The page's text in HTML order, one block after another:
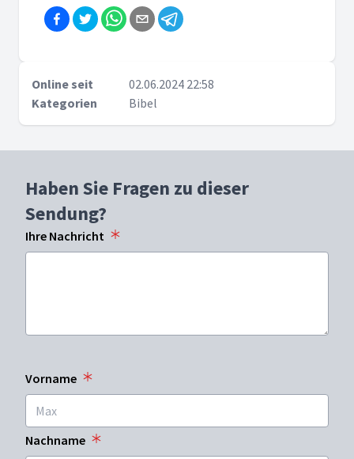
Online seit
02.06.2024 22:58
Kategorien
Bibel
Haben Sie Fragen zu dieser
Sendung?
Ihre Nachricht
Vorname
Nachname